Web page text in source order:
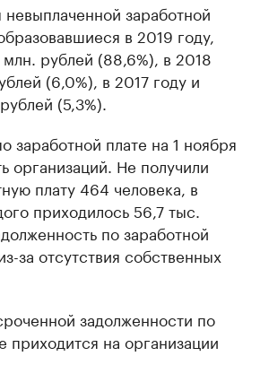
заработной
в 2019 году,
рублей (88,6%), в 2018
(6,0%), в 2017 году и
(5,3%).
заработной плате на 1 ноября
организаций. Не получили
плату 464 человека, в
приходилось 56,7 тыс.
по заработной
за отсутствия собственных
задолженности по
приходится на организации